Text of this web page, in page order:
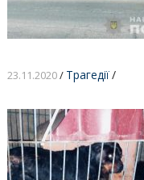
23.11.2020/ Трагедії/